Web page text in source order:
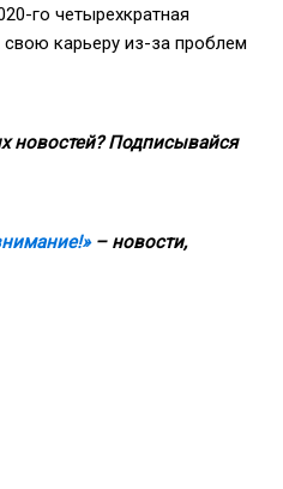
го четырехкратная
карьеру из-за проблем
новостей? Подписывайся
– новости,